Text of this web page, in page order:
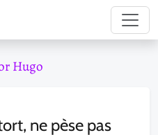
Hugo
ne pèse pas